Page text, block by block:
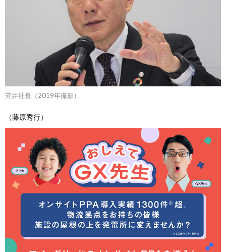
芳井社長（2019年撮影）
（藤原秀行）